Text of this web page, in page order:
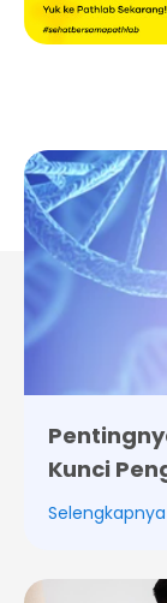
Kunci
Selengkapnya